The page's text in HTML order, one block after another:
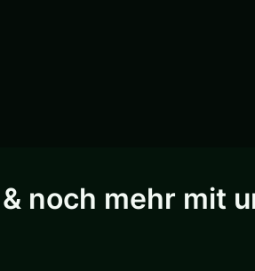
noch mehr mit